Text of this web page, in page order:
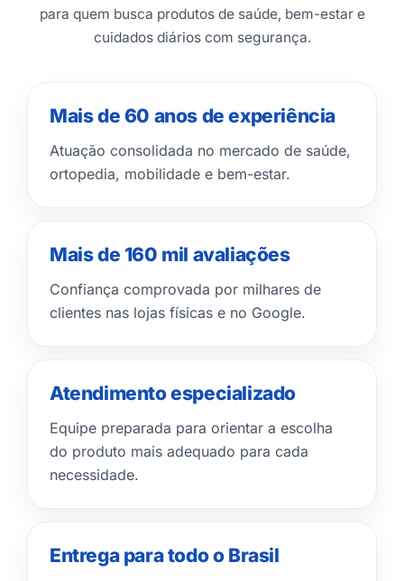
para quem busca produtos de saúde, bem-estar e
cuidados diários com segurança.
Mais de 60 anos de experiência
Atuação consolidada no mercado de saúde,
ortopedia, mobilidade e bem-estar.
Mais de 160 mil avaliações
Confiança comprovada por milhares de
clientes nas lojas físicas e no Google.
Atendimento especializado
Equipe preparada para orientar a escolha
do produto mais adequado para cada
necessidade.
Entrega para todo o Brasil